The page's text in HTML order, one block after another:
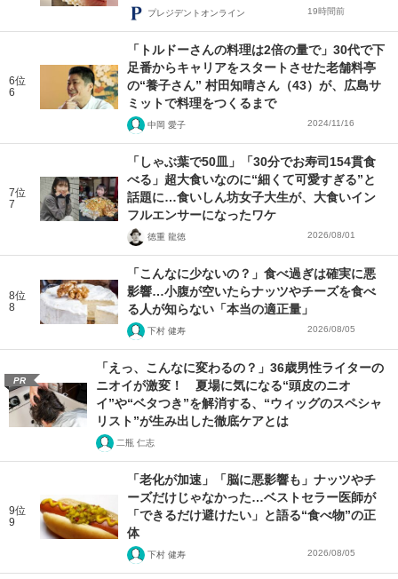
プレジデントオンライン 19時間前
6位
6
「トルドーさんの料理は2倍の量で」30代で下
足番からキャリアをスタートさせた老舗料亭
の“養子さん” 村田知晴さん（43）が、広島サ
ミットで料理をつくるまで
中岡 愛子 2024/11/16
7位
7
「しゃぶ葉で50皿」「30分でお寿司154貫食
べる」超大食いなのに“細くて可愛すぎる”と
話題に…食いしん坊女子大生が、大食いイン
フルエンサーになったワケ
徳重 龍徳 2026/08/01
8位
8
「こんなに少ないの？」食べ過ぎは確実に悪
影響…小腹が空いたらナッツやチーズを食べ
る人が知らない「本当の適正量」
下村 健寿 2026/08/05
PR
「えっ、こんなに変わるの？」36歳男性ライターの
ニオイが激変！ 夏場に気になる“頭皮のニオ
イ”や“ベタつき”を解消する、“ウィッグのスペシャ
リスト”が生み出した徹底ケアとは
二瓶 仁志
9位
9
「老化が加速」「脳に悪影響も」ナッツやチ
ーズだけじゃなかった…ベストセラー医師が
「できるだけ避けたい」と語る“食べ物”の正
体
下村 健寿 2026/08/05